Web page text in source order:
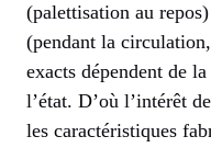
(palettisation au
(pendant la
exacts dépendent de
l’état. D’où l’intérêt
les caractéristiques